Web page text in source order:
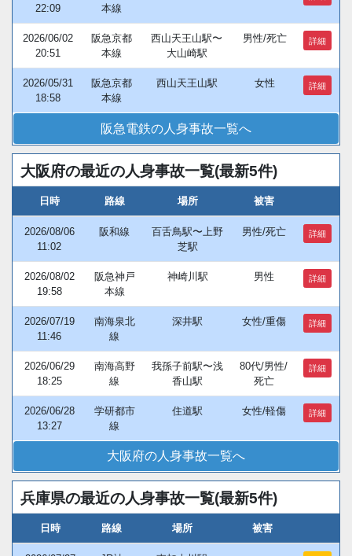
22:09 本線
2026/06/02
20:51
阪急京都
本線
西山天王山駅〜
大山崎駅
男性/死亡 詳細
2026/05/31
18:58
阪急京都
本線
西山天王山駅 女性 詳細
阪急電鉄の人身事故一覧へ
大阪府の最近の人身事故一覧(最新5件)
日時 路線 場所 被害
2026/08/06
11:02
阪和線
百舌鳥駅〜上野
芝駅
男性/死亡 詳細
2026/08/02
19:58
阪急神戸
本線
神崎川駅 男性 詳細
2026/07/19
11:46
南海泉北
線
深井駅 女性/重傷 詳細
2026/06/29
18:25
南海高野
線
我孫子前駅〜浅
香山駅
80代/男性/
死亡
詳細
2026/06/28
13:27
学研都市
線
住道駅 女性/軽傷 詳細
大阪府の人身事故一覧へ
兵庫県の最近の人身事故一覧(最新5件)
日時 路線 場所 被害